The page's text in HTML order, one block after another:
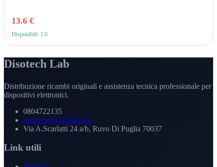
13.6 €
Disponibili: 1.0
Disotech Lab
Distribuzione ricambi originali e assistenza tecnica professionale per
dispositivi elettronici.
0804722135
assistenza@disotech.it
Via A.Scarlatti 24 a/b, Ruvo Di Puglia 70037
Link utili